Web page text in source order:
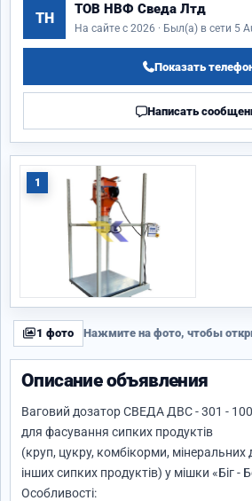
1
1 фото Нажмите на фото, чтобы
Описание объявления
Ваговий дозатор СВЕДА ДВС - 301 -
для фасування сипких продуктів
(круп, цукру, комбікорми, мінеральних
інших сипких продуктів) у мішки «Біг -
Особливості:
ТН
ТОВ НВФ Сведа Лтд
На сайте с 2026 · Был(а) в сети 5
Показать
Написать